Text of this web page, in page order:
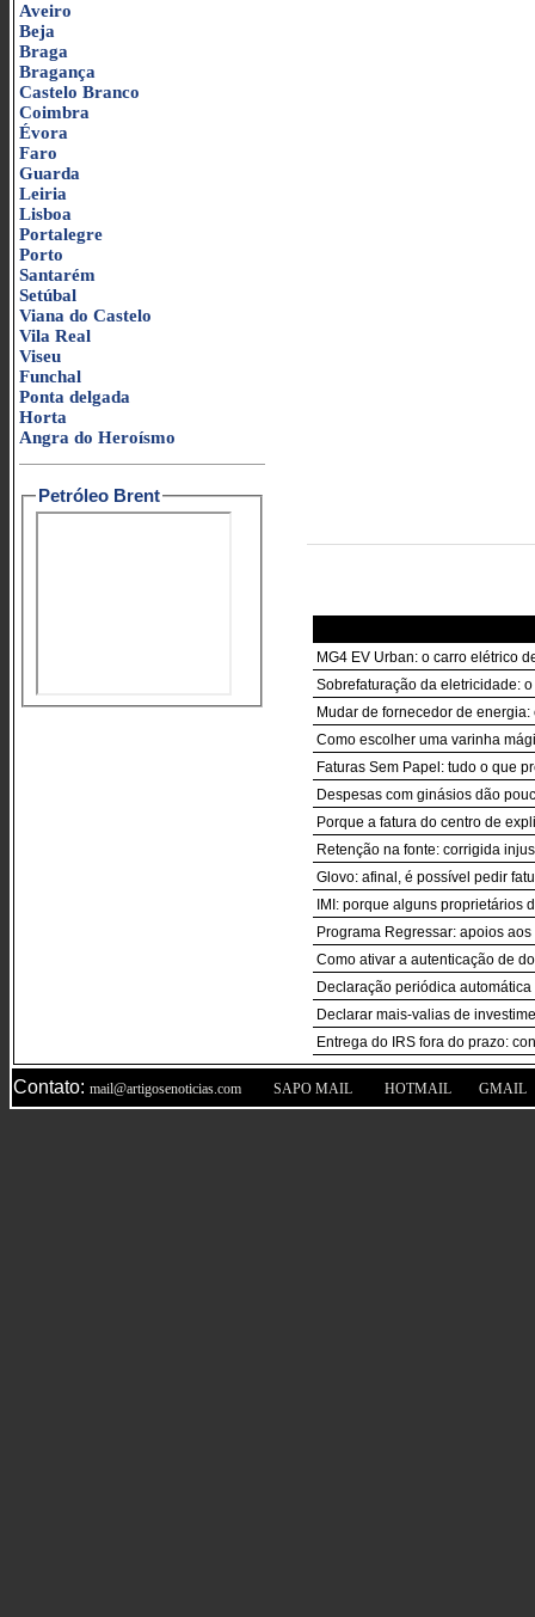
Aveiro
Beja
Braga
Bragança
Castelo Branco
Coimbra
Évora
Faro
Guarda
Leiria
Lisboa
Portalegre
Porto
Santarém
Setúbal
Viana do Castelo
Vila Real
Viseu
Funchal
Ponta delgada
Horta
Angra do Heroísmo
Petróleo Brent
MG4 EV Urban: o carro elétrico
Sobrefaturação da eletricidade:
Mudar de fornecedor de
Como escolher uma varinha
Faturas Sem Papel: tudo o que
Despesas com ginásios dão
Porque a fatura do centro de
Retenção na fonte: corrigida
Glovo: afinal, é possível pedir
IMI: porque alguns
Programa Regressar: apoios
Como ativar a autenticação de
Declaração periódica
Declarar mais-valias de
Entrega do IRS fora do prazo:
Contato: mail@artigosenoticias.com SAPO MAIL HOTMAIL GMAIL